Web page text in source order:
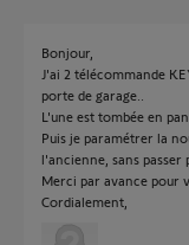
Bonjour,
J'ai 2 télécommande
porte de garage..
L'une est tombée en
Puis je paramétrer la
l'ancienne, sans
Merci par avance pour
Cordialement,